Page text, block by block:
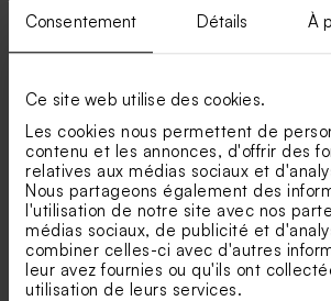
Consentement Détails À
Ce site web utilise des cookies.
Les cookies nous permettent de
contenu et les annonces, d'offrir des
relatives aux médias sociaux et
Nous partageons également des
l'utilisation de notre site avec nos
médias sociaux, de publicité et
combiner celles-ci avec d'autres
leur avez fournies ou qu'ils ont
utilisation de leurs services.
Sucette baptême coeur rose
et blanche
Boîte à dragées cube
confettis triangles
Étui à
original